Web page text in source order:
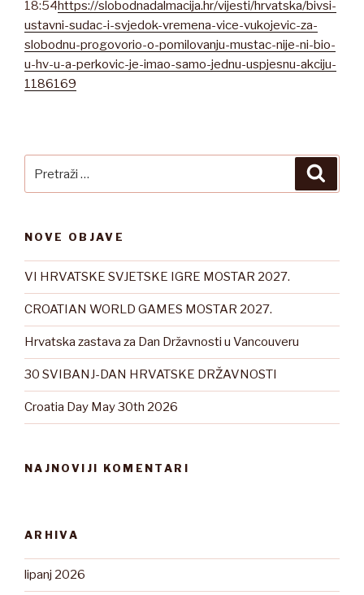
18:54https://slobodnadalmacija.hr/vijesti/hrvatska/bivsi-
ustavni-sudac-i-svjedok-vremena-vice-vukojevic-za-
slobodnu-progovorio-o-pomilovanju-mustac-nije-ni-bio-
u-hv-u-a-perkovic-je-imao-samo-jednu-uspjesnu-akciju-
1186169
NOVE OBJAVE
VI HRVATSKE SVJETSKE IGRE MOSTAR 2027.
CROATIAN WORLD GAMES MOSTAR 2027.
Hrvatska zastava za Dan Državnosti u Vancouveru
30 SVIBANJ-DAN HRVATSKE DRŽAVNOSTI
Croatia Day May 30th 2026
NAJNOVIJI KOMENTARI
ARHIVA
lipanj 2026